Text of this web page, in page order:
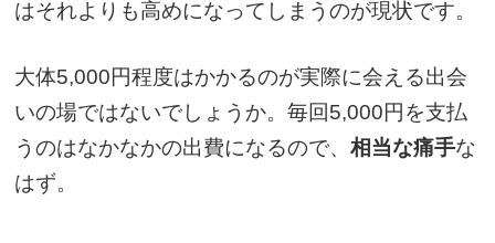
はそれよりも高めになってしまうのが現状です。
大体5,000円程度はかかるのが実際に会える出会
いの場ではないでしょうか。毎回5,000円を支払
うのはなかなかの出費になるので、相当な痛手な
はず。